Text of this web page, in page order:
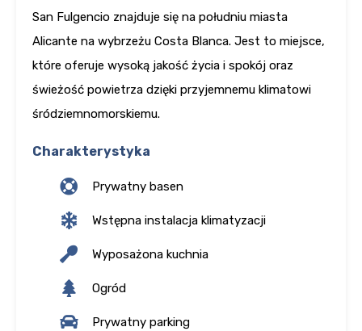
San Fulgencio znajduje się na południu miasta
Alicante na wybrzeżu Costa Blanca. Jest to miejsce,
które oferuje wysoką jakość życia i spokój oraz
świeżość powietrza dzięki przyjemnemu klimatowi
śródziemnomorskiemu.
Charakterystyka
Prywatny basen
Wstępna instalacja klimatyzacji
Wyposażona kuchnia
Ogród
Prywatny parking